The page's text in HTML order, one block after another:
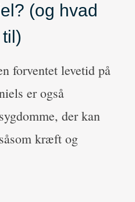
(og hvad
forventet levetid på
er også
der kan
kræft og